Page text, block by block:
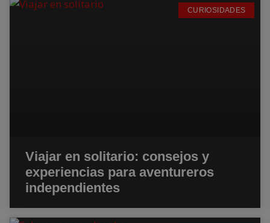
CURIOSIDADES
Viajar en solitario: consejos y
experiencias para aventureros
independientes